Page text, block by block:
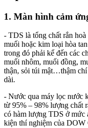
1. Màn hình cảm
- TDS là tổng chất rắn
muối hoặc kim loại hòa
trong đó phải kể đến các
muối nhôm, muối đồng,
thận, sỏi túi mật…thậm
dài.
- Nước qua máy lọc nước
từ 95% – 98% lượng chất
có hàm lượng TDS ở mức
kiện thí nghiệm của